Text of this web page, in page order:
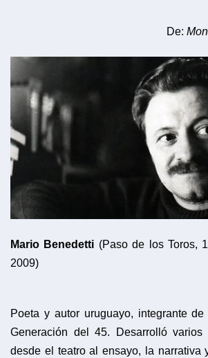
De:
Mario Benedetti (Paso de los Toros,
2009)
Poeta y autor uruguayo, integrante
Generación del 45. Desarrolló varios
desde el teatro al ensayo, la narrativa